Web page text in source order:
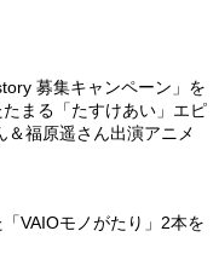
募集キャンペーン」を
まる「たすけあい」エピ
＆福原遥さん出演アニメ
VAIOモノがたり」2本を